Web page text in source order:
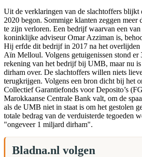
Uit de verklaringen van de slachtoffers blijkt
2020 begon. Sommige klanten zeggen meer
te zijn verloren. Een bedrijf waarvan een van
koninklijke adviseur Omar Azziman is,
Hij erfde dit bedrijf in 2017 na het overlijden
Aïn Melloul. Volgens getuigenissen stond er
rekening van het bedrijf bij UMB, maar nu is
dirham over. De slachtoffers willen niets
terugkrijgen. Volgens een bron dicht bij het
Collectief Garantiefonds voor Deposito’s
Marokkaanse Centrale Bank valt, om de
als de UMB niet in staat is om het gestolen
totale bedrag van de verduisterde tegoeden
"ongeveer 1 miljard dirham".
Bladna.nl volgen